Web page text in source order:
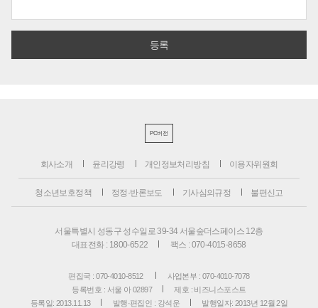
PC버전
회사소개 윤리강령 개인정보처리방침 이용자위원회
청소년보호정책 정정·반론보도 기사심의규정 불편신고
서울특별시 성동구 성수일로 39-34 서울숲더스페이스 12층
대표전화 : 1800-6522
팩스 : 070-4015-8658
편집국 : 070-4010-8512
사업본부 : 070-4010-7078
등록번호 : 서울 아 02897
제호 : 비즈니스포스트
등록일: 2013.11.13
발행·편집인 : 강석운 발행일자: 2013년 12월 2일